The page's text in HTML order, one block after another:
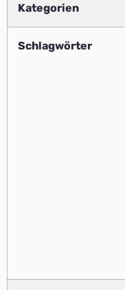
Kategorien
Schlagwörter